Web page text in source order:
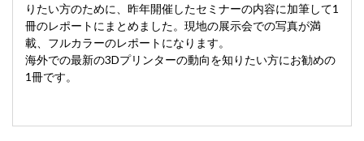
りたい方のために、昨年開催したセミナーの内容に加筆して1
冊のレポートにまとめました。現地の展示会での写真が満
載、フルカラーのレポートになります。
海外での最新の3Dプリンターの動向を知りたい方にお勧めの
1冊です。